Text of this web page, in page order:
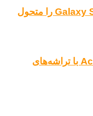
سامسونگ دوربین سلفی Galaxy S25 FE را متحول
رونمایی شگفت‌انگیز: آنر سری Ace با تراشه‌های